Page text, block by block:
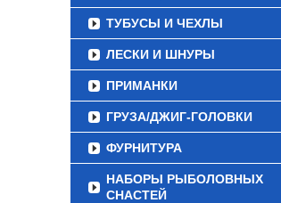
ТУБУСЫ И ЧЕХЛЫ
ЛЕСКИ И ШНУРЫ
ПРИМАНКИ
ГРУЗА/ДЖИГ-ГОЛОВКИ
ФУРНИТУРА
НАБОРЫ РЫБОЛОВНЫХ
СНАСТЕЙ